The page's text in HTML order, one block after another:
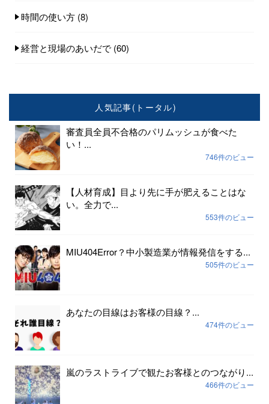
時間の使い方 (8)
経営と現場のあいだで (60)
人気記事(トータル)
審査員全員不合格のパリムッシュが食べた
い！...
746件のビュー
【人材育成】目より先に手が肥えることはな
い。全力で...
553件のビュー
MIU404Error？中小製造業が情報発信をする...
505件のビュー
あなたの目線はお客様の目線？...
474件のビュー
嵐のラストライブで観たお客様とのつながり...
466件のビュー